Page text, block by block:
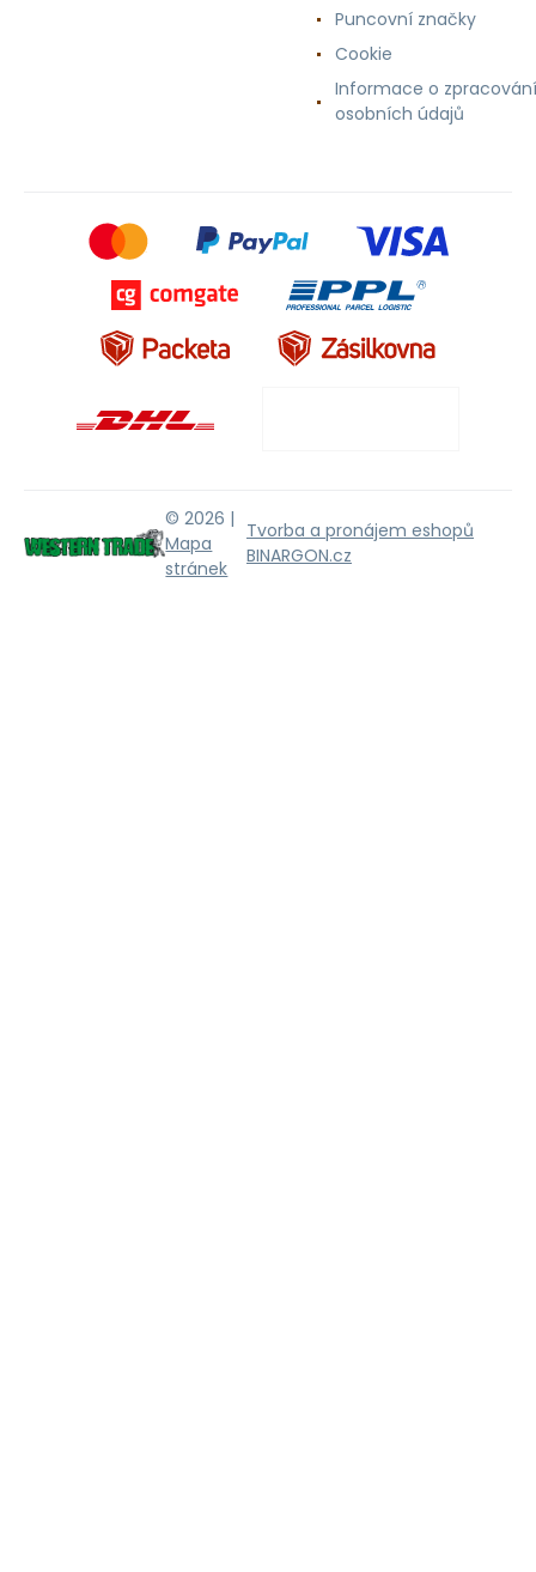
Puncovní značky
Cookie
Informace o zpracování
osobních údajů
© 2026 |
Mapa
stránek
Tvorba a pronájem eshopů
BINARGON.cz